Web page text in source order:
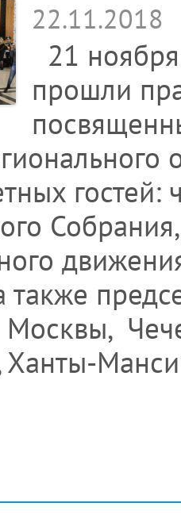
22.11.2018
21
прошли
также
Ханты-